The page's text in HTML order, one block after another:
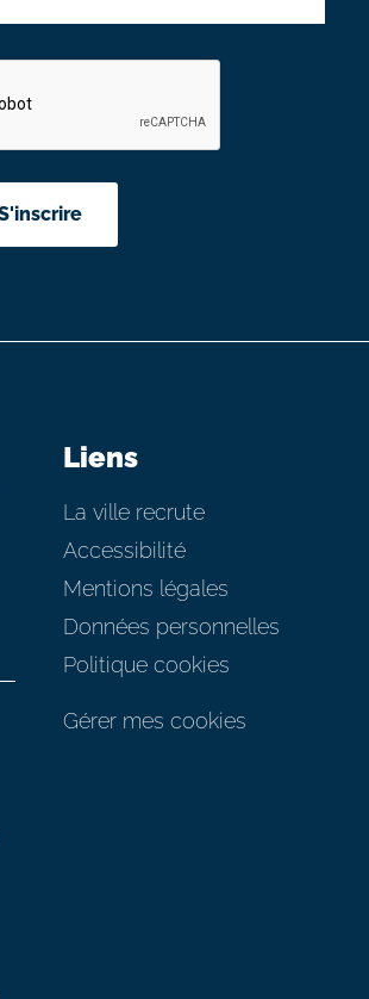
Liens
La ville recrute
Accessibilité
Mentions légales
Données personnelles
Politique cookies
Gérer mes cookies